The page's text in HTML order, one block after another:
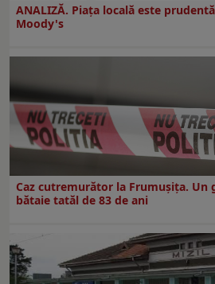
ANALIZĂ. Piața locală este
Moody's
Caz cutremurător la Frumușița. Un
bătaie tatăl de 83 de ani